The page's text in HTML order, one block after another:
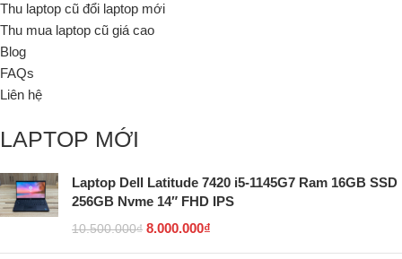
Thu laptop cũ đổi laptop mới
Thu mua laptop cũ giá cao
Blog
FAQs
Liên hệ
LAPTOP MỚI
Laptop Dell Latitude 7420 i5-1145G7 Ram 16GB SSD
256GB Nvme 14″ FHD IPS
10.500.000₫ 8.000.000₫